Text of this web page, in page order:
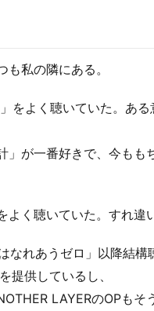
私の隣にある。
をよく聴いていた。あ
」が一番好きで、今もも
く聴いていた。すれ違
なれあうゼロ」以降結構
提供しているし、
LAYERのOPもそ